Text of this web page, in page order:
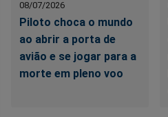
08/07/2026
Piloto choca o mundo
ao abrir a porta de
avião e se jogar para a
morte em pleno voo